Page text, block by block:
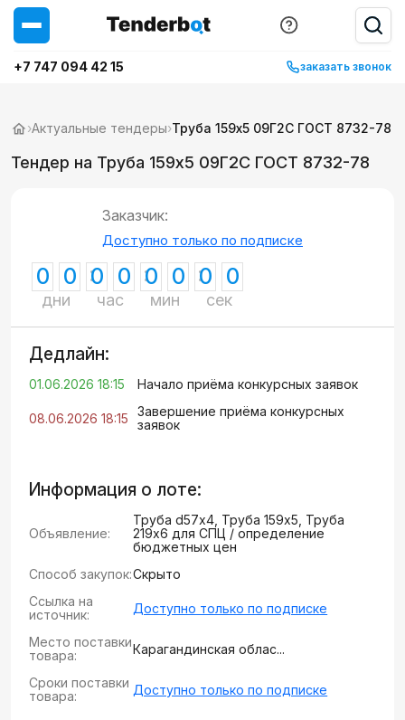
+7 747 094 42 15 заказать звонок
›Актуальные тендеры›Труба 159х5 09Г2С ГОСТ 8732-78
Тендер на Труба 159х5 09Г2С ГОСТ 8732-78
Заказчик:
Доступно только по подписке
0 0
дни
0 0
час
0 0
мин
0 0
сек
Дедлайн:
01.06.2026 18:15 Начало приёма конкурсных заявок
08.06.2026 18:15
Завершение приёма конкурсных
заявок
Информация о лоте:
Объявление:
Труба d57х4, Труба 159х5, Труба
219х6 для СПЦ / определение
бюджетных цен
Способ закупок:Скрыто
Ссылка на
источник:
Доступно только по подписке
Место поставки
товара:
Карагандинская облас...
Сроки поставки
товара:
Доступно только по подписке